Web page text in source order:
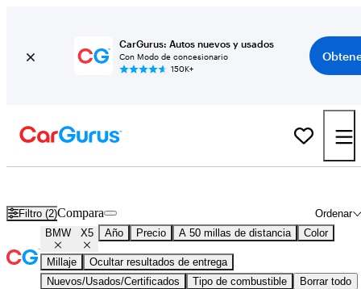
CarGurus: Autos nuevos y usados
Con Modo de concesionario
150K+
Filtro (2) Ordenar
Compara
BMW X5 Año Precio A 50 millas de distancia Color
Millaje
Ocultar resultados de entrega
Nuevos/Usados/Certificados
Tipo de combustible Borrar todo